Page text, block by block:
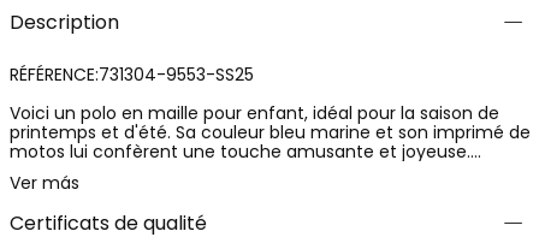
Description
RÉFÉRENCE:731304-9553-SS25
Voici un polo en maille pour enfant, idéal pour la saison de
printemps et d'été. Sa couleur bleu marine et son imprimé de
motos lui confèrent une touche amusante et joyeuse.
Fabriqué avec un matériau léger et respirant, il offre confort
lors de l'utilisation quotidienne. Il est conçu pour les enfants
de 4 à 16 ans. Avec son col polo et ses manches courtes, il
est parfait pour être assorti avec des shorts ou des jeans,
Ver más
Certificats de qualité